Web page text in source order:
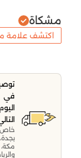
مشكاة
اكتشف علامة
في
اليوم
خاص
بجدة،
مكة،